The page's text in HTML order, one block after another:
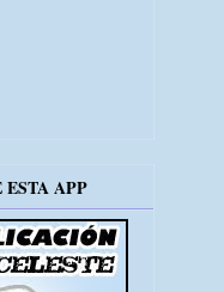
ESTA APP